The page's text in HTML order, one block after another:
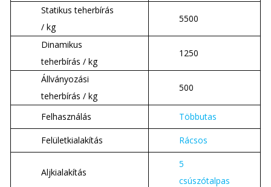
Statikus teherbírás
/ kg
5500
Dinamikus
teherbírás / kg
1250
Állványozási
teherbírás / kg
500
Felhasználás Többutas
Felületkialakítás Rácsos
Aljkialakítás
5
csúszótalpas